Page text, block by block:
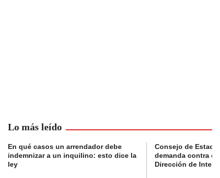
Lo más leído
En qué casos un arrendador debe
indemnizar a un inquilino: esto dice la
ley
Consejo de
demanda contra
Dirección de